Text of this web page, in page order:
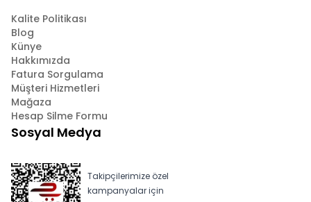
Kalite Politikası
Blog
Künye
Hakkımızda
Fatura Sorgulama
Müşteri Hizmetleri
Mağaza
Hesap Silme Formu
Sosyal Medya
Takipçilerimize özel
kampanyalar için